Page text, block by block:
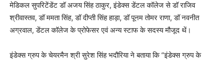
मेडिकल सुपरिटेंडेंट डॉ अजय सिंह ठाकुर, इंडेक्स डेंटल कॉलेज से डॉ राजिव
श्रीवास्तव, डॉ ममता सिंह, डॉ दीप्ती सिंह हाड़ा, डॉ पूनम तोमर राणा, डॉ नवनीत
अग्रवाल, डेंटल कॉलेज के प्रोफेसर एवं अन्य स्टाफ के सदस्य मौजूद थें।
इंडेक्स ग्रुप के चेयरमैन श्री सुरेश सिंह भदौरिया ने बताया कि “इंडेक्स ग्रुप के